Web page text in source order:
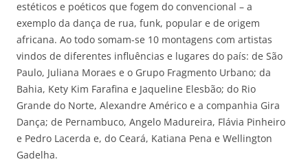
estéticos e poéticos que fogem do convencional – a
exemplo da dança de rua, funk, popular e de origem
africana. Ao todo somam-se 10 montagens com artistas
vindos de diferentes influências e lugares do país: de São
Paulo, Juliana Moraes e o Grupo Fragmento Urbano; da
Bahia, Kety Kim Farafina e Jaqueline Elesbão; do Rio
Grande do Norte, Alexandre Américo e a companhia Gira
Dança; de Pernambuco, Angelo Madureira, Flávia Pinheiro
e Pedro Lacerda e, do Ceará, Katiana Pena e Wellington
Gadelha.